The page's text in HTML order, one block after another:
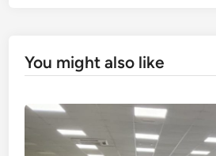
You might also like